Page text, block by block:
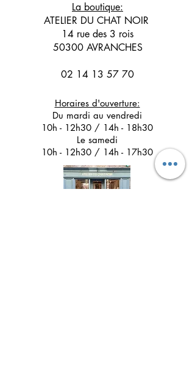
La boutique:
ATELIER DU CHAT NOIR
14 rue des 3 rois
50300 AVRANCHES
02 14 13 57 70
Horaires d'ouverture:
Du mardi au vendredi
10h - 12h30 / 14h - 18h30
Le samedi
10h - 12h30 / 14h - 17h30